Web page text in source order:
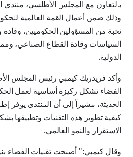
بالتعاون مع المجلس الأطلسي، منتدى
نخبة من المسؤولين الحكوميين، وقادة
السياسات وقادة القطاع الصناعي،
الدولية.
وأكد فريدريك كيمبي رئيس المجلس
الفضاء تشكل ركيزة أساسية لعمل
الحديثة، مشيراً إلى أن المنتدى يوفر
كيفية تطوير هذه التقنيات وتطبيقها
الاستقرار والنمو العالمي.
وقال كيمبي:" أصبحت تقنيات الفضاء